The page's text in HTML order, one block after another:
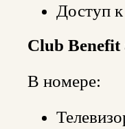
Доступ
Club Benefit
В номере: